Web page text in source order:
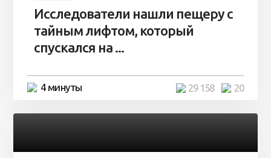
Исследователи нашли пещеру с
тайным лифтом, который
спускался на ...
4 минуты 20
29 158